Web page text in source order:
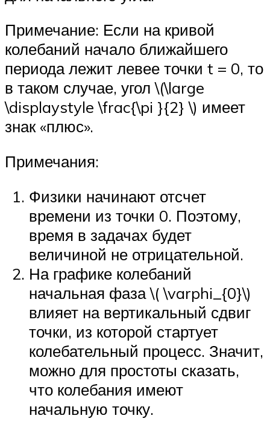
Примечание: Если на кривой
колебаний начало ближайшего
периода лежит левее точки t = 0, то
в таком случае, угол \(\large
\displaystyle \frac{\pi }{2} \) имеет
знак «плюс».
Примечания:
Физики начинают отсчет
времени из точки 0. Поэтому,
время в задачах будет
величиной не отрицательной.
На графике колебаний
начальная фаза \( \varphi_{0}\)
влияет на вертикальный сдвиг
точки, из которой стартует
колебательный процесс. Значит,
можно для простоты сказать,
что колебания имеют
начальную точку.